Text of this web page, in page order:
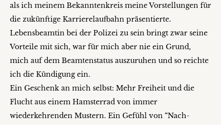
als ich meinem Bekanntenkreis meine Vorstellungen für
die zukünftige Karrierelaufbahn präsentierte.
Lebensbeamtin bei der Polizei zu sein bringt zwar seine
Vorteile mit sich, war für mich aber nie ein Grund,
mich auf dem Beamtenstatus auszuruhen und so reichte
ich die Kündigung ein.
Ein Geschenk an mich selbst: Mehr Freiheit und die
Flucht aus einem Hamsterrad von immer
wiederkehrenden Mustern. Ein Gefühl von “Nach-